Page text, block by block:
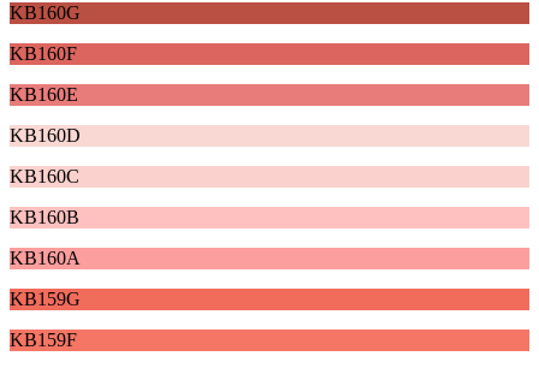
KB160G
KB160F
KB160E
KB160D
KB160C
KB160B
KB160A
KB159G
KB159F